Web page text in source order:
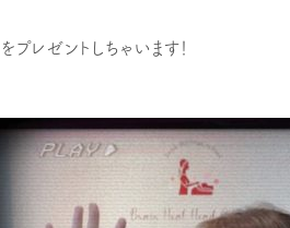
をプレゼントしちゃいます！